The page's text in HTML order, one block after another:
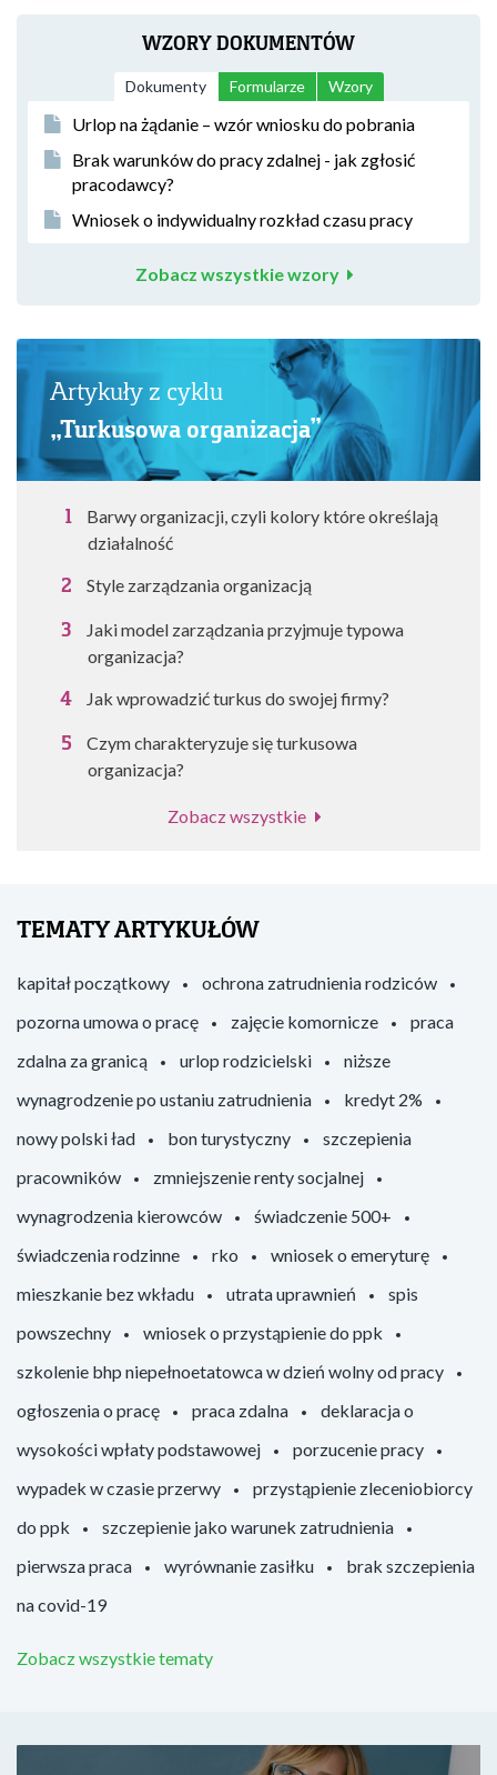
WZORY DOKUMENTÓW
Dokumenty Formularze Wzory
Urlop na żądanie – wzór wniosku do pobrania
Brak warunków do pracy zdalnej - jak zgłosić
pracodawcy?
Wniosek o indywidualny rozkład czasu pracy
Zobacz wszystkie wzory
Artykuły z cyklu
„Turkusowa organizacja”
Barwy organizacji, czyli kolory które określają
działalność
Style zarządzania organizacją
Jaki model zarządzania przyjmuje typowa
organizacja?
Jak wprowadzić turkus do swojej firmy?
Czym charakteryzuje się turkusowa
organizacja?
Zobacz wszystkie
TEMATY ARTYKUŁÓW
kapitał początkowy
ochrona zatrudnienia rodziców
pozorna umowa o pracę
zajęcie komornicze
praca
zdalna za granicą
urlop rodzicielski
niższe
wynagrodzenie po ustaniu zatrudnienia
kredyt 2%
nowy polski ład
bon turystyczny
szczepienia
pracowników
zmniejszenie renty socjalnej
wynagrodzenia kierowców
świadczenie 500+
świadczenia rodzinne
rko
wniosek o emeryturę
mieszkanie bez wkładu
utrata uprawnień
spis
powszechny
wniosek o przystąpienie do ppk
szkolenie bhp niepełnoetatowca w dzień wolny od pracy
ogłoszenia o pracę
praca zdalna
deklaracja o
wysokości wpłaty podstawowej
porzucenie pracy
wypadek w czasie przerwy
przystąpienie zleceniobiorcy
do ppk
szczepienie jako warunek zatrudnienia
pierwsza praca
wyrównanie zasiłku
brak szczepienia
na covid-19
Zobacz wszystkie tematy